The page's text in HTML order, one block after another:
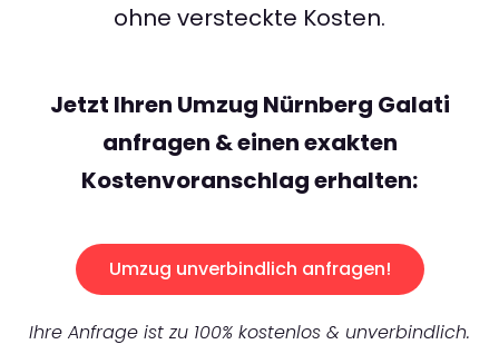
ohne versteckte Kosten.
Jetzt Ihren Umzug Nürnberg Galati
anfragen & einen exakten
Kostenvoranschlag erhalten:
Umzug unverbindlich anfragen!
Ihre Anfrage ist zu 100% kostenlos & unverbindlich.